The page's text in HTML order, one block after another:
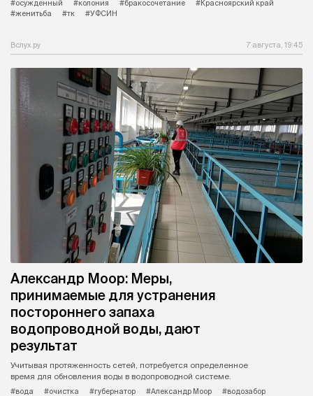
#осужденный #колония #бракосочетание
#Красноярский край
#женитьба
#тк #УФСИН
Вслух.ру 7 августа, 19:45
Александр Моор: Меры,
принимаемые для устранения
постороннего запаха
водопроводной воды, дают
результат
Учитывая протяженность сетей, потребуется определенное
время для обновления воды в водопроводной системе.
#вода
#очистка #губернатор #Александр Моор
#водозабор